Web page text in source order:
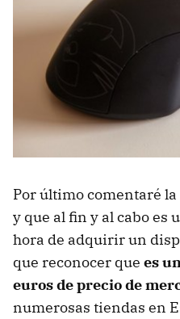
Por último comentaré
y que al fin y al cabo es
hora de adquirir un
que reconocer que es
euros de precio de
numerosas tiendas en